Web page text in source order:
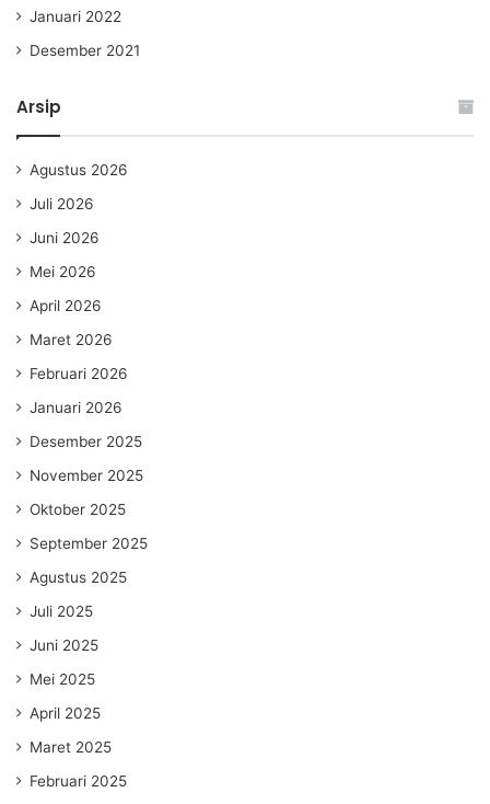
Januari 2022
Desember 2021
Arsip
Agustus 2026
Juli 2026
Juni 2026
Mei 2026
April 2026
Maret 2026
Februari 2026
Januari 2026
Desember 2025
November 2025
Oktober 2025
September 2025
Agustus 2025
Juli 2025
Juni 2025
Mei 2025
April 2025
Maret 2025
Februari 2025